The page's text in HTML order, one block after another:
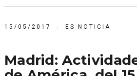
15/05/2017 ES NOTICIA
Madrid: